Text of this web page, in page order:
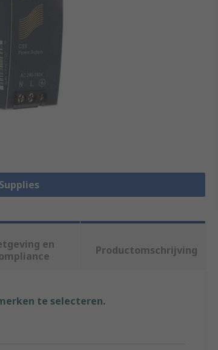
en
Productomschrijving
te selecteren.